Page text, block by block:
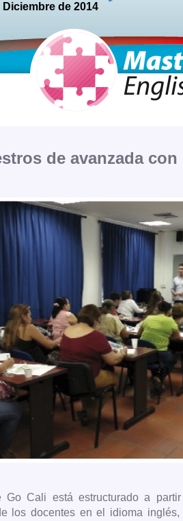
Diciembre de 2014
de avanzada
Go Cali está estructurado a
los docentes en el idioma